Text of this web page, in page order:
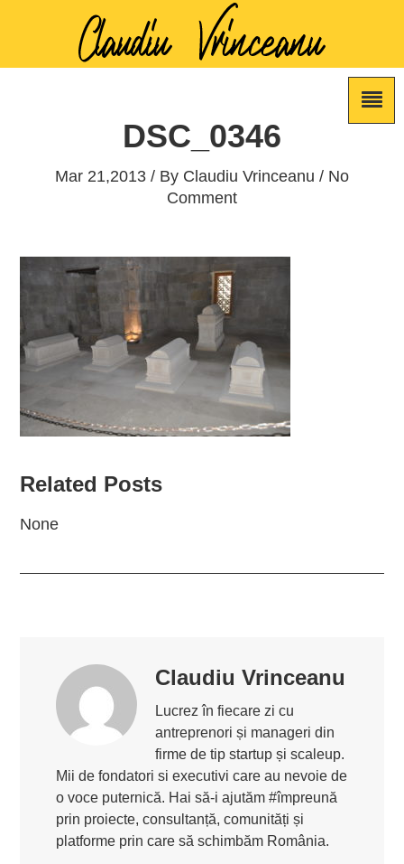
DSC_0346
Mar 21,2013 / By Claudiu Vrinceanu / No
Comment
Related Posts
None
Claudiu Vrinceanu
Lucrez în fiecare zi cu
antreprenori și manageri din
firme de tip startup și scaleup.
Mii de fondatori si executivi care au nevoie de
o voce puternică. Hai să-i ajutăm #împreună
prin proiecte, consultanță, comunități și
platforme prin care să schimbăm România.